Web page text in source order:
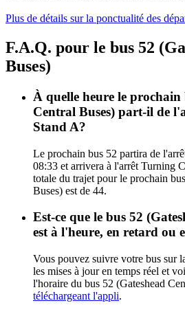
Plus de détails sur la ponctualité des
F.A.Q. pour le bus 52
Buses)
À quelle heure le prochain
Central Buses) part-il de
Stand A?
Le prochain bus 52 partira de
08:33 et arrivera à l'arrêt Turning
totale du trajet pour le prochain
Buses) est de 44.
Est-ce que le bus 52
est à l'heure, en retard ou
Vous pouvez suivre votre bus sur
les mises à jour en temps réel et
l'horaire du bus 52 (Gateshead
téléchargeant l'appli.